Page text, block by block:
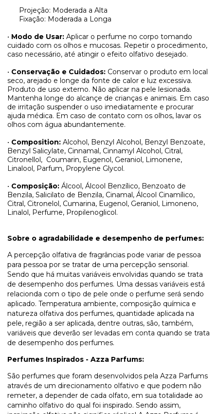
Projeção: Moderada a Alta
Fixação: Moderada a Longa
• Modo de Usar: Aplicar o perfume no corpo tomando
cuidado com os olhos e mucosas. Repetir o procedimento,
caso necessário, até atingir o efeito olfativo desejado.
• Conservação e Cuidados: Conservar o produto em local
seco, arejado e longe da fonte de calor e luz excessiva.
Produto de uso externo. Não aplicar na pele lesionada.
Mantenha longe do alcançe de crianças e animais. Em caso
de irritação suspender o uso imediatamente e procurar
ajuda médica. Em caso de contato com os olhos, lavar os
olhos com água abundantemente.
• Composition: Alcohol, Benzyl Alcohol, Benzyl Benzoate,
Benzyl Salicylate, Cinnamal, Cinnamyl Alcohol, Citral,
Citronellol, Coumarin, Eugenol, Geraniol, Limonene,
Linalool, Parfum, Propylene Glycol.
• Composição: Álcool, Álcool Benzílico, Benzoato de
Benzila, Salicilato de Benzila, Cinamal, Álcool Cinamílico,
Citral, Citronelol, Cumarina, Eugenol, Geraniol, Limoneno,
Linalol, Perfume, Propilenoglicol.
Sobre o agradabilidade e desempenho de perfumes:
A percepção olfativa de fragrâncias pode variar de pessoa
para pessoa por se tratar de uma percepção sensorial.
Sendo que há muitas variáveis envolvidas quando se trata
de desempenho dos perfumes. Uma dessas variáveis está
relacionda com o tipo de pele onde o perfume será sendo
aplicado. Temperatura ambiente, composição química e
natureza olfativa dos perfumes, quantidade aplicada na
pele, região a ser aplicada, dentre outras, são, também,
variáveis que deverão ser levadas em conta quando se trata
de desempenho dos perfumes.
Perfumes Inspirados - Azza Parfums:
São perfumes que foram desenvolvidos pela Azza Parfums
através de um direcionamento olfativo e que podem não
remeter, a depender de cada olfato, em sua totalidade ao
caminho olfativo do qual foi inspirado. Sendo assim,